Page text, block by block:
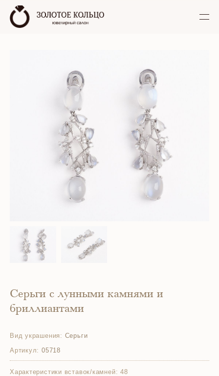
Серьги с лунными камнями и
бриллиантами
Вид украшения: Серьги
Артикул: 05718
Характеристики вставок/камней: 48